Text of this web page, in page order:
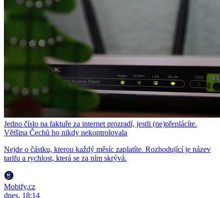
Jedno číslo na faktuře za internet prozradí, jestli (ne)přeplácíte.
Většina Čechů ho nikdy nekontrolovala
Nejde o částku, kterou každý měsíc zaplatíte. Rozhodující je název
tarifu a rychlost, která se za ním skrývá.
Mobify.cz
dnes, 18:14